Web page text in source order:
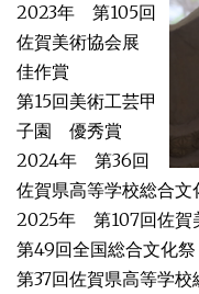
2023年 第105回
佐賀美術協会展
佳作賞
第15回美術工芸甲
子園 優秀賞
2024年 第36回
佐賀県高等学校総合
2025年 第107回佐賀
第49回全国総合文化
第37回佐賀県高等学